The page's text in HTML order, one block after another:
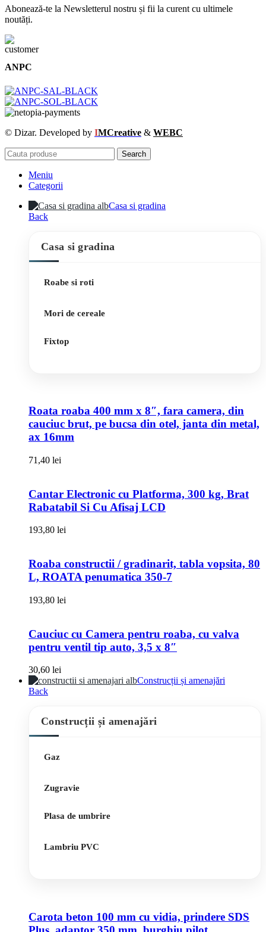
Abonează-te la Newsletterul nostru și fii la curent cu ultimele
noutăți.
ANPC
© Dizar. Developed by IMCreative & WEBC
Search
Meniu
Categorii
Casa si gradina
Back
Casa si gradina
Roabe si roti
Mori de cereale
Fixtop
Roata roaba 400 mm x 8″, fara camera, din
cauciuc brut, pe bucsa din otel, janta din metal,
ax 16mm
71,40 lei
Cantar Electronic cu Platforma, 300 kg, Brat
Rabatabil Si Cu Afisaj LCD
193,80 lei
Roaba constructii / gradinarit, tabla vopsita, 80
L, ROATA penumatica 350-7
193,80 lei
Cauciuc cu Camera pentru roaba, cu valva
pentru ventil tip auto, 3,5 x 8″
30,60 lei
Construcții și amenajări
Back
Construcții și amenajări
Gaz
Zugravie
Plasa de umbrire
Lambriu PVC
Carota beton 100 mm cu vidia, prindere SDS